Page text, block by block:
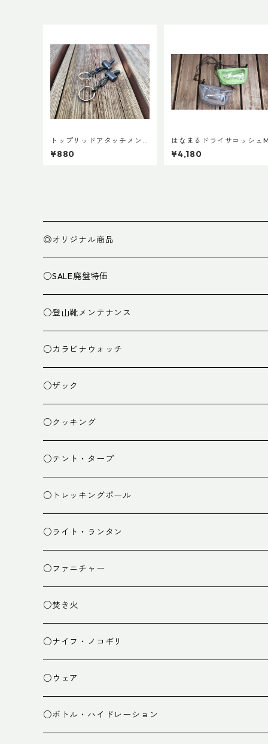
トップリッドアタッチメン
ト (ペア)
¥880
はなまるドライサコッシュ
¥4,180
◎オリジナル商品
○SALE廃盤特価
○登山靴メンテナンス
○カラビナウォッチ
○ザック
ザック
スタッフバッグ
ザック小物
○クッキング
クッカー
バーナー
カトラリー
クッキング小物
○テント・タープ
テント
タープ
ペグ・ハンマー・小物
○トレッキングポール
○ライト・ランタン
ライト
ランタン
○ファニチャー
テーブル
チェア
○焚き火
焚き火台
焚き火小物
○ナイフ・ノコギリ
○ウェア
ミドルレイヤー
○ボトル・ハイドレーション